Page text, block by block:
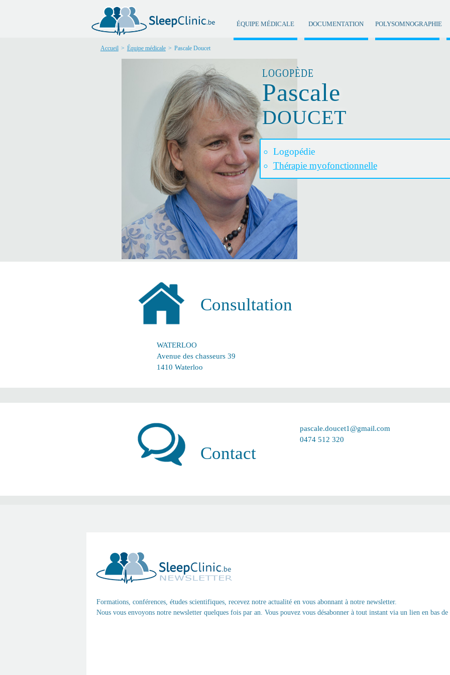
ÉQUIPE MÉDICALE DOCUMENTATION POLYSOMNOGRAPHIE
Accueil > Équipe médicale > Pascale Doucet
LOGOPÈDE
Pascale
DOUCET
Logopédie
Thérapie myofonctionnelle
Consultation
WATERLOO
Avenue des chasseurs 39
1410 Waterloo
Contact
pascale.doucet1@gmail.com
0474 512 320
Formations, conférences, études scientifiques, recevez notre actualité en vous abonnant à notre newsletter.
Nous vous envoyons notre newsletter quelques fois par an. Vous pouvez vous désabonner à tout instant via un lien en bas de